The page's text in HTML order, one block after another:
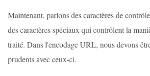
Maintenant, parlons des caractères de
des caractères spéciaux qui contrôlent la
traité. Dans l'encodage URL, nous devons
prudents avec ceux-ci.